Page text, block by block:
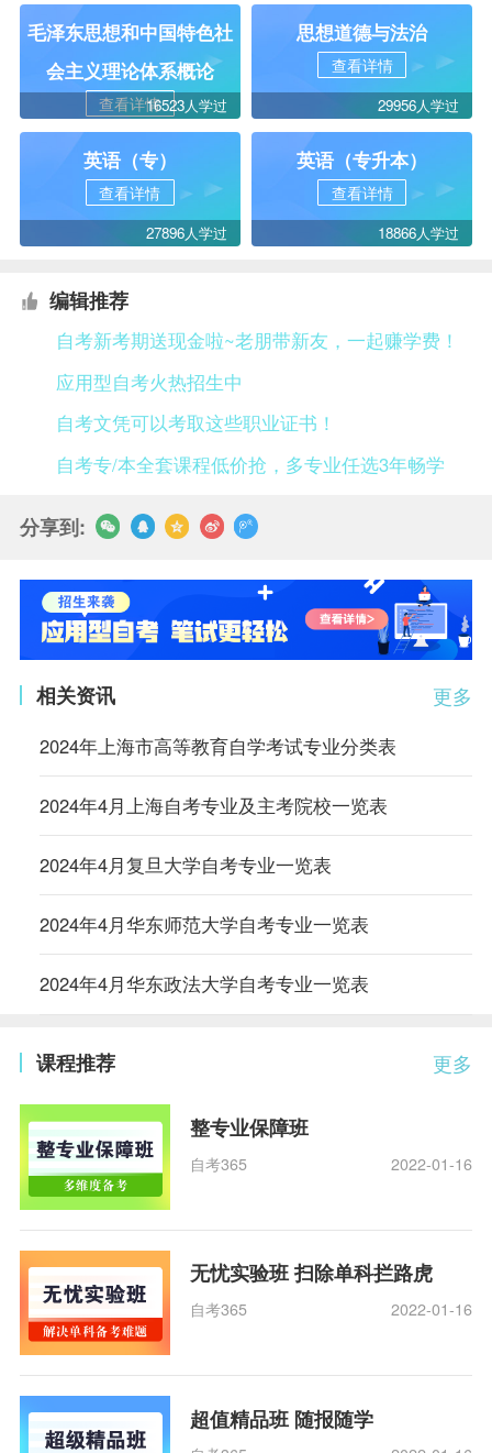
毛泽东思想和中国特色社
会主义理论体系概论
查看详情16523人学过
思想道德与法治
查看详情
29956人学过
英语（专）
查看详情
27896人学过
英语（专升本）
查看详情
18866人学过
编辑推荐
自考新考期送现金啦~老朋带新友，一起赚学费！
应用型自考火热招生中
自考文凭可以考取这些职业证书！
自考专/本全套课程低价抢，多专业任选3年畅学
分享到:
更多
相关资讯
2024年上海市高等教育自学考试专业分类表
2024年4月上海自考专业及主考院校一览表
2024年4月复旦大学自考专业一览表
2024年4月华东师范大学自考专业一览表
2024年4月华东政法大学自考专业一览表
更多
课程推荐
整专业保障班
自考365 2022-01-16
无忧实验班 扫除单科拦路虎
自考365 2022-01-16
超值精品班 随报随学